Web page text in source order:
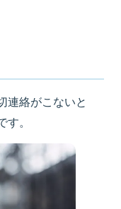
連絡がこないと
す。